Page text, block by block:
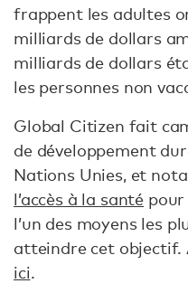
frappent les adultes
milliards de dollars
milliards de dollars
les personnes non
Global Citizen fait
de développement
Nations Unies, et
l’accès à la santé
l’un des moyens les
atteindre cet objectif.
ici.